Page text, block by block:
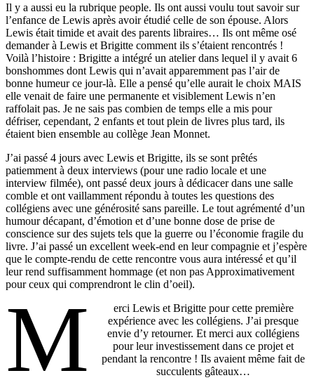
Il y a aussi eu la rubrique people. Ils ont aussi voulu tout savoir sur
l’enfance de Lewis après avoir étudié celle de son épouse. Alors
Lewis était timide et avait des parents libraires… Ils ont même osé
demander à Lewis et Brigitte comment ils s’étaient rencontrés !
Voilà l’histoire : Brigitte a intégré un atelier dans lequel il y avait 6
bonshommes dont Lewis qui n’avait apparemment pas l’air de
bonne humeur ce jour-là. Elle a pensé qu’elle aurait le choix MAIS
elle venait de faire une permanente et visiblement Lewis n’en
raffolait pas. Je ne sais pas combien de temps elle a mis pour
défriser, cependant, 2 enfants et tout plein de livres plus tard, ils
étaient bien ensemble au collège Jean Monnet.
J’ai passé 4 jours avec Lewis et Brigitte, ils se sont prêtés
patiemment à deux interviews (pour une radio locale et une
interview filmée), ont passé deux jours à dédicacer dans une salle
comble et ont vaillamment répondu à toutes les questions des
collégiens avec une générosité sans pareille. Le tout agrémenté d’un
humour décapant, d’émotion et d’une bonne dose de prise de
conscience sur des sujets tels que la guerre ou l’économie fragile du
livre. J’ai passé un excellent week-end en leur compagnie et j’espère
que le compte-rendu de cette rencontre vous aura intéressé et qu’il
leur rend suffisamment hommage (et non pas Approximativement
pour ceux qui comprendront le clin d’oeil).
M
erci Lewis et Brigitte pour cette première
expérience avec les collégiens. J’ai presque
envie d’y retourner. Et merci aux collégiens
pour leur investissement dans ce projet et
pendant la rencontre ! Ils avaient même fait de
succulents gâteaux…